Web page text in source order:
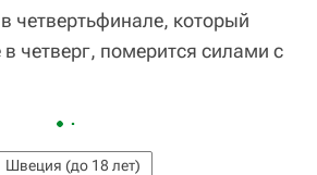
четвертьфинале, который
четверг, померится силами с
Швеция (до 18 лет)